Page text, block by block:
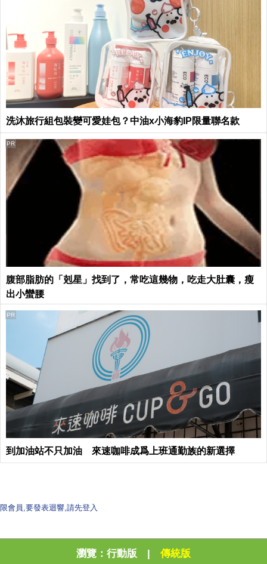
洗沐旅行組包裝變可愛娃包？中油x小海豹IP限量聯名款
腹部脂肪的「剋星」找到了，常吃這幾物，吃走大肚囊，瘦
出小蠻腰
PR
到加油站不只加油 來速咖啡成爲上班通勤族的新選擇
PR
限會員,要發表迴響,請先登入
瀏覽： 行動版 | 傳統版